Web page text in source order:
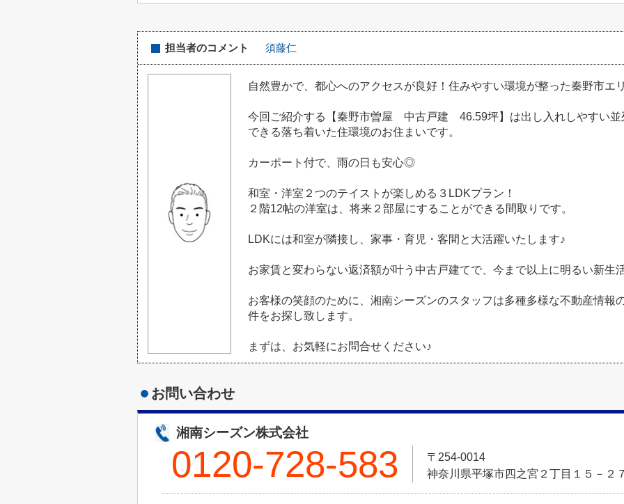
担当者のコメント 須藤仁
自然豊かで、都心へのアクセスが良好！住みやすい環境が整った秦野市
今回ご紹介する【秦野市曽屋 中古戸建 46.59坪】は出し入れしやすい並
できる落ち着いた住環境のお住まいです。
カーポート付で、雨の日も安心◎
和室・洋室２つのテイストが楽しめる３LDKプラン！
２階12帖の洋室は、将来２部屋にすることができる間取りです。
LDKには和室が隣接し、家事・育児・客間と大活躍いたします♪
お家賃と変わらない返済額が叶う中古戸建てで、今まで以上に明るい新生
お客様の笑顔のために、湘南シーズンのスタッフは多種多様な不動産情報
件をお探し致します。
まずは、お気軽にお問合せください♪
お問い合わせ
湘南シーズン株式会社
0120-728-583
〒254-0014
神奈川県平塚市四之宮２丁目１５－２